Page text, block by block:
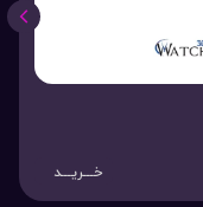
خـــریـــد